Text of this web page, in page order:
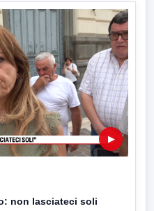
▶
non lasciateci soli